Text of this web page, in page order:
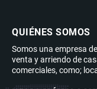
QUIÉNES SOMOS
Somos una empresa
venta y arriendo de
comerciales, como;